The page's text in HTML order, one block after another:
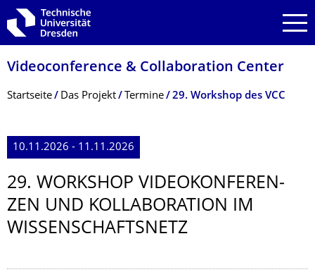
Zur Hauptnavigation springen
Zur Suche springen
Zum Inhalt springen
Videoconference & Collaboration Center
Breadcrumb-Menü
Startseite Das Projekt Termine 29. Workshop des VCC
10.11.2026 - 11.11.2026
29. WORKSHOP VIDEOKONFEREN­
ZEN UND KOLLABORATION IM
WISSENSCHAFTS­NETZ